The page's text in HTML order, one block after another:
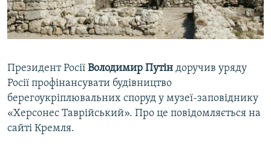
ВІДЕОУРОКИ «ELIFBE»
СВІДЧЕННЯ ОКУПАЦІЇ
ІНФОГРАФІКА
Русский
Qırımtatar
ДОЛУЧАЙСЯ!
Усі сайти RFE/RL
Президент Росії Володимир Путін доручив уряду
Росії профінансувати будівництво
берегоукріплювальних споруд у музеї-заповіднику
«Херсонес Таврійський». Про це повідомляється на
сайті Кремля.